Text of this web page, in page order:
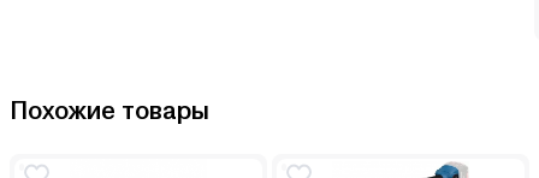
Похожие товары